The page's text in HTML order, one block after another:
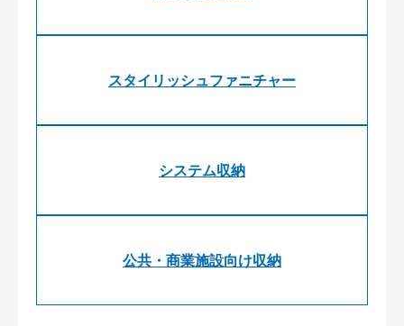
スタイリッシュファニチャー
システム収納
公共・商業施設向け収納